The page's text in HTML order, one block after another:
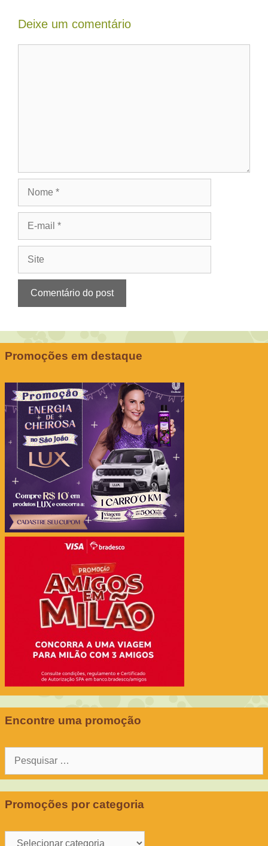
Deixe um comentário
Promoções em destaque
Encontre uma promoção
Pesquisar
Promoções por categoria
Promoções